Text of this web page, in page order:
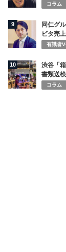
コラム
9
同仁グ
ビタ売
有識者
10
渋谷「
書類送
コラム